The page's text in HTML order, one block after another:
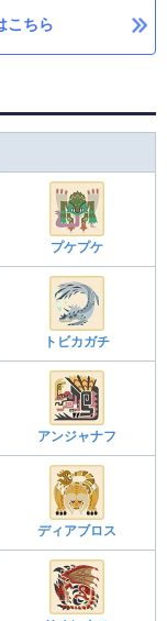
こちら
プケプケ
トビカガチ
アンジャナフ
ディアブロス